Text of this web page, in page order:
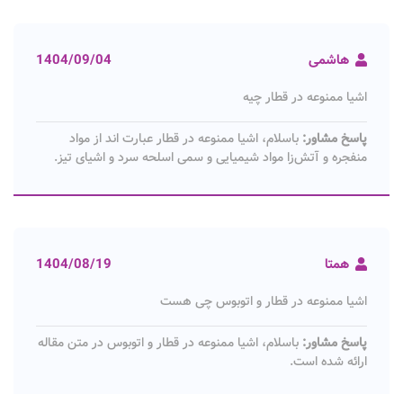
هاشمی 1404/09/04
اشیا ممنوعه در قطار چیه
پاسخ مشاور: باسلام، اشیا ممنوعه در قطار عبارت اند از مواد
منفجره و آتش‌زا مواد شیمیایی و سمی اسلحه سرد و اشیای تیز.
همتا 1404/08/19
اشیا ممنوعه در قطار و اتوبوس چی هست
پاسخ مشاور: باسلام، اشیا ممنوعه در قطار و اتوبوس در متن مقاله
ارائه شده است.